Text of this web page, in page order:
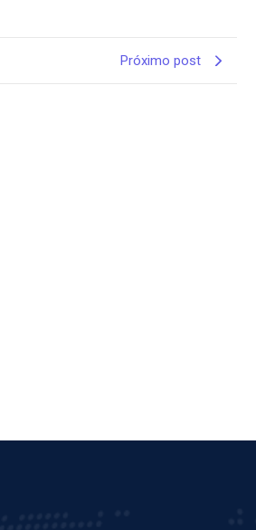
Próximo post